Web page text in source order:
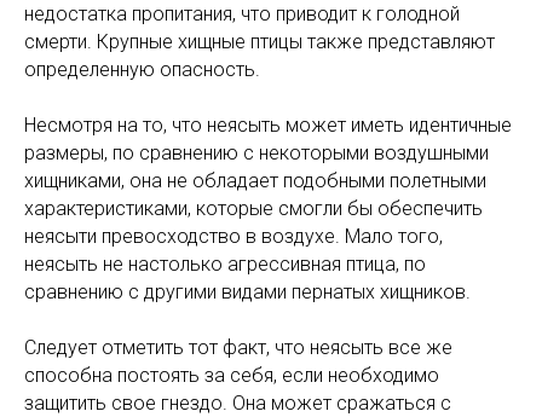
недостатка пропитания, что приводит к голодной
смерти. Крупные хищные птицы также представляют
определенную опасность.
Несмотря на то, что неясыть может иметь идентичные
размеры, по сравнению с некоторыми воздушными
хищниками, она не обладает подобными полетными
характеристиками, которые смогли бы обеспечить
неясыти превосходство в воздухе. Мало того,
неясыть не настолько агрессивная птица, по
сравнению с другими видами пернатых хищников.
Следует отметить тот факт, что неясыть все же
способна постоять за себя, если необходимо
защитить свое гнездо. Она может сражаться с